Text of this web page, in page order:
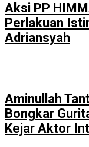
Aksi PP
Perlakuan
Adriansyah
Aminullah
Bongkar
Kejar Aktor